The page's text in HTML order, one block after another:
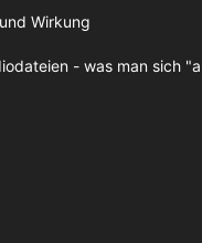
Wirkung
- was man sich